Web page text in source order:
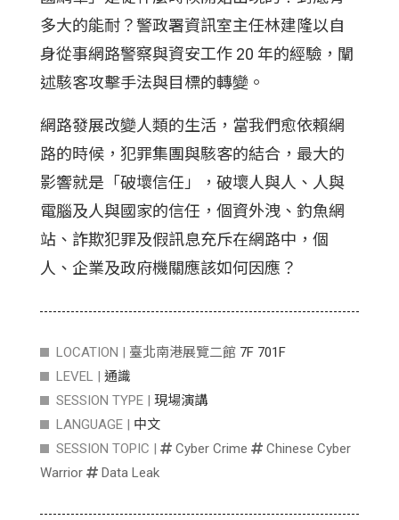
多大的能耐？警政署資訊室主任林建隆以自
身從事網路警察與資安工作 20 年的經驗，闡
述駭客攻擊手法與目標的轉變。
網路發展改變人類的生活，當我們愈依賴網
路的時候，犯罪集團與駭客的結合，最大的
影響就是 「 破壞信任」，破壞人與人、人與
電腦及人與國家的信任，個資外洩、釣魚網
站、詐欺犯罪及假訊息充斥在網路中，個
人、企業及政府機關應該如何因應？
LOCATION | 臺北南港展覽二館 7F 701F
LEVEL | 通識
SESSION TYPE | 現場演講
LANGUAGE | 中文
SESSION TOPIC |
Cyber Crime
Chinese Cyber
Warrior
Data Leak